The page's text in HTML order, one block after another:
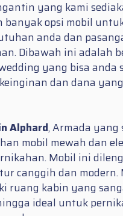
yang kami
banyak opsi mobil
anda dan
Dibawah ini adalah
yang bisa anda
dan dana yang
Alphard, Armada yang
mobil mewah dan
Mobil ini
canggih dan modern.
ruang kabin yang
ideal untuk